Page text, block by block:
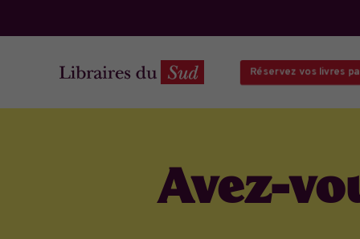
Réservez vos livres
Avez-